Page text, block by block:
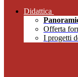
Didattica
Offerta
I progetti